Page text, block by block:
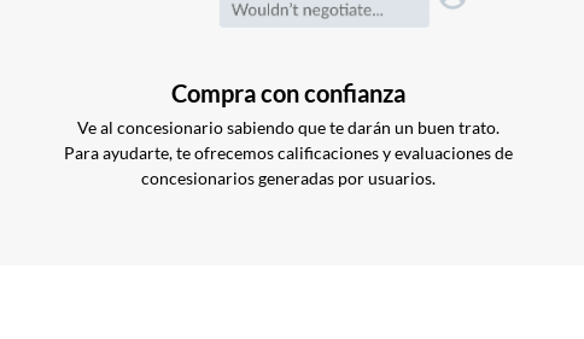
Compra con confianza
Ve al concesionario sabiendo que te darán un buen trato.
Para ayudarte, te ofrecemos calificaciones y evaluaciones de
concesionarios generadas por usuarios.